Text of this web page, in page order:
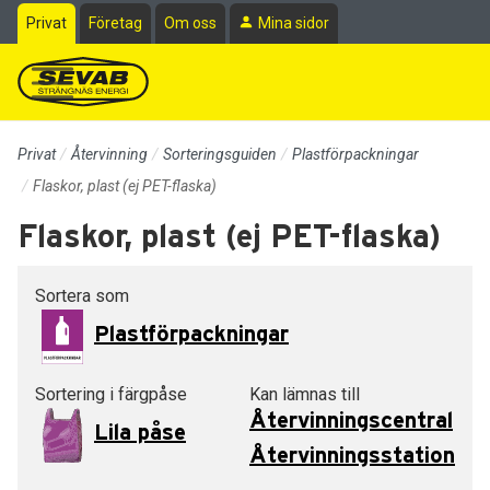
Till sidans huvudinnehåll
Privat Företag Om oss Mina sidor
Privat Återvinning Sorteringsguiden
Plastförpackningar
Flaskor, plast (ej PET-flaska)
Flaskor, plast (ej PET-flaska)
Sortera som
Plastförpackningar
Sortering i färgpåse
Lila påse
Kan lämnas till
Återvinningscentral
Återvinningsstation